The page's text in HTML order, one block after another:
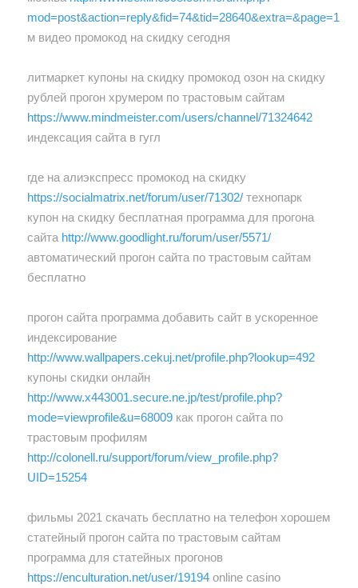
mod=post&action=reply&fid=74&tid=28640&extra=&page=1
м видео промокод на скидку сегодня
литмаркет купоны на скидку промокод озон на скидку
рублей прогон хрумером по трастовым сайтам
https://www.mindmeister.com/users/channel/71324642
индексация сайта в гугл
где на алиэкспресс промокод на скидку
https://socialmatrix.net/forum/user/71302/ технопарк
купон на скидку бесплатная программа для прогона
сайта http://www.goodlight.ru/forum/user/5571/
автоматический прогон сайта по трастовым сайтам
бесплатно
прогон сайта программа добавить сайт в ускоренное
индексирование
http://www.wallpapers.cekuj.net/profile.php?lookup=492
купоны скидки онлайн
http://www.x443001.secure.ne.jp/test/profile.php?
mode=viewprofile&u=68009 как прогон сайта по
трастовым профилям
http://colonell.ru/support/forum/view_profile.php?
UID=15254
фильмы 2021 скачать бесплатно на телефон хорошем
статейный прогон сайта по трастовым сайтам
программа для статейных прогонов
https://enculturation.net/user/19194 online casino